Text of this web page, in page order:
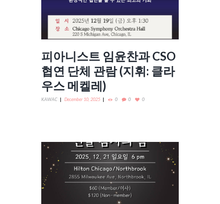
피아니스트 임윤찬과 CSO
협연 단체 관람 (지휘: 클라
우스 메켈레)
KAWAC December 10, 2025 0 0 0